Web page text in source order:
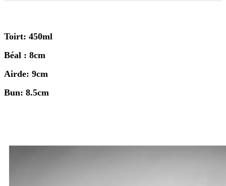
Toirt: 450ml
Béal : 8cm
Airde: 9cm
Bun: 8.5cm